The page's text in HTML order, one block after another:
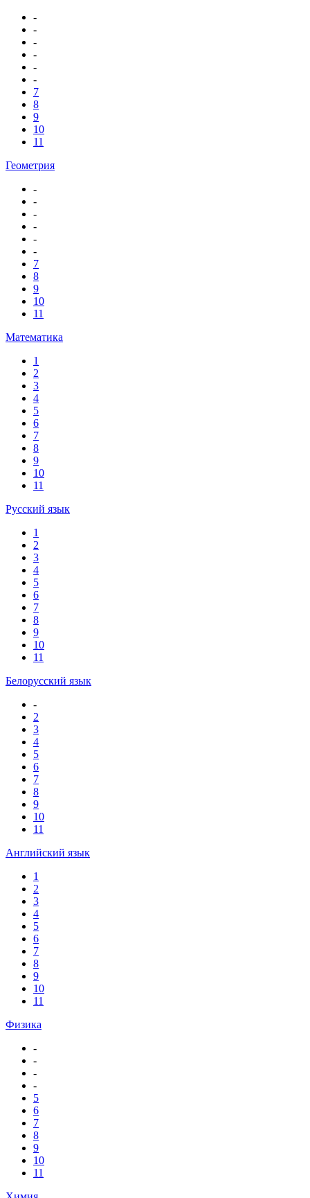
-
-
-
-
-
-
7
8
9
10
11
Геометрия
-
-
-
-
-
-
7
8
9
10
11
Математика
1
2
3
4
5
6
7
8
9
10
11
Русский язык
1
2
3
4
5
6
7
8
9
10
11
Белорусский язык
-
2
3
4
5
6
7
8
9
10
11
Английский язык
1
2
3
4
5
6
7
8
9
10
11
Физика
-
-
-
-
5
6
7
8
9
10
11